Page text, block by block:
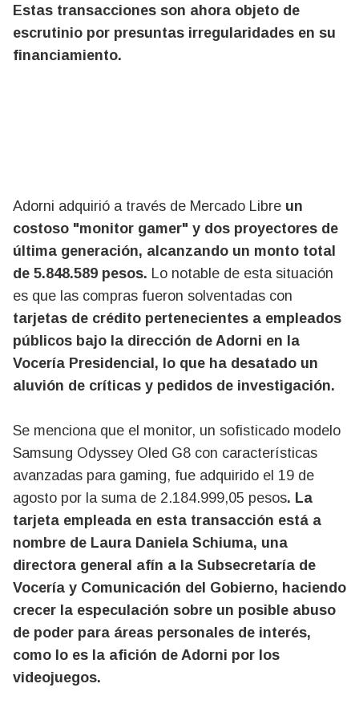
Estas transacciones son ahora objeto de
escrutinio por presuntas irregularidades en su
financiamiento.
Adorni adquirió a través de Mercado Libre un
costoso "monitor gamer" y dos proyectores de
última generación, alcanzando un monto total
de 5.848.589 pesos. Lo notable de esta situación
es que las compras fueron solventadas con
tarjetas de crédito pertenecientes a empleados
públicos bajo la dirección de Adorni en la
Vocería Presidencial, lo que ha desatado un
aluvión de críticas y pedidos de investigación.
Se menciona que el monitor, un sofisticado modelo
Samsung Odyssey Oled G8 con características
avanzadas para gaming, fue adquirido el 19 de
agosto por la suma de 2.184.999,05 pesos. La
tarjeta empleada en esta transacción está a
nombre de Laura Daniela Schiuma, una
directora general afín a la Subsecretaría de
Vocería y Comunicación del Gobierno, haciendo
crecer la especulación sobre un posible abuso
de poder para áreas personales de interés,
como lo es la afición de Adorni por los
videojuegos.